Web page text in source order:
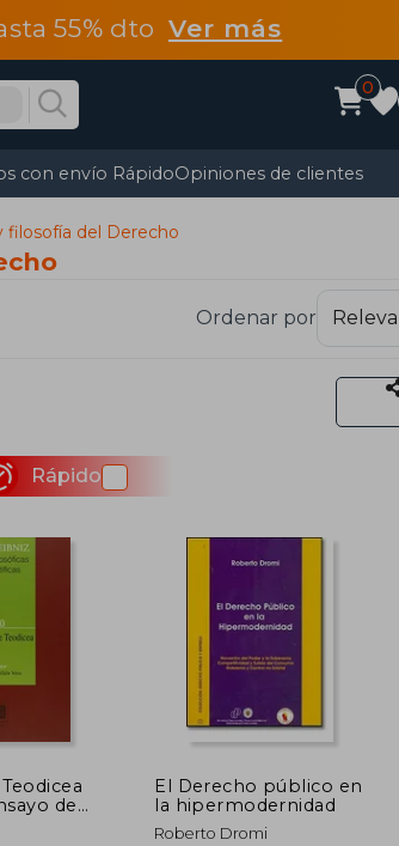
55% dtoVer más
0
con envío RápidoOpiniones de clientes
filosofía del Derecho
Ordenar por
Rápido
de
El Derecho público en
la hipermodernidad
Roberto Dromi